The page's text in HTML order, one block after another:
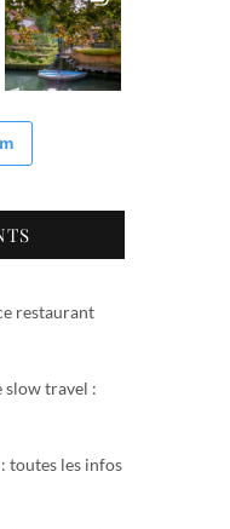
restaurant
slow travel :
toutes les infos